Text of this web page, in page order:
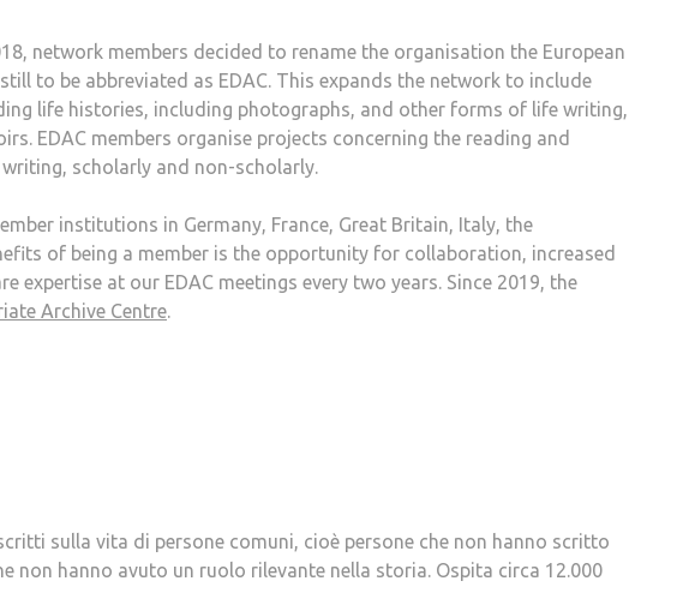
network members decided to rename the organisation the European
to be abbreviated as EDAC. This expands the network to include
life histories, including photographs, and other forms of life writing,
EDAC members organise projects concerning the reading and
scholarly and non-scholarly.
institutions in Germany, France, Great Britain, Italy, the
of being a member is the opportunity for collaboration, increased
expertise at our EDAC meetings every two years. Since 2019, the
Archive Centre.
sulla vita di persone comuni, cioè persone che non hanno scritto
non hanno avuto un ruolo rilevante nella storia. Ospita circa 12.000